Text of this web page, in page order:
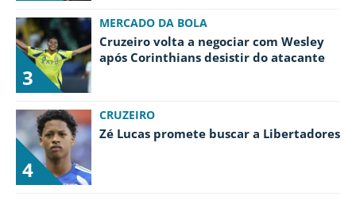
3
MERCADO DA BOLA
Cruzeiro volta a negociar com Wesley
após Corinthians desistir do atacante
4
CRUZEIRO
Zé Lucas promete buscar a Libertadores